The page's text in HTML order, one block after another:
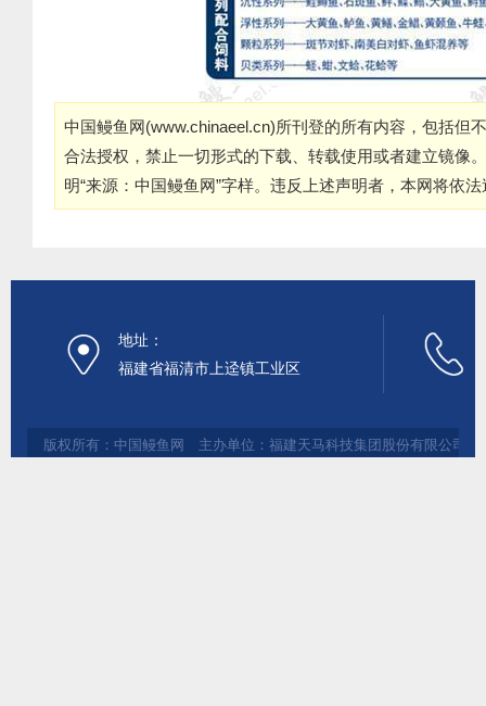
中国鳗鱼网(www.chinaeel.cn)所刊登的所有内容，包括但
合法授权，禁止一切形式的下载、转载使用或者建立镜像
明“来源：中国鳗鱼网”字样。违反上述声明者，本网将依
地址：
福建省福清市上迳镇工业区
版权所有：中国鳗鱼网 主办单位：福建天马科技集团股份有限公司